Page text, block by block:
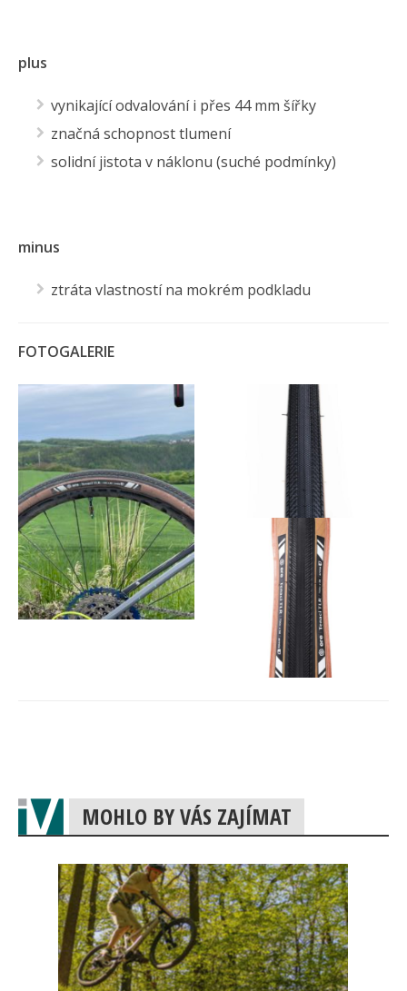
plus
vynikající odvalování i přes 44 mm šířky
značná schopnost tlumení
solidní jistota v náklonu (suché podmínky)
minus
ztráta vlastností na mokrém podkladu
FOTOGALERIE
MOHLO BY VÁS ZAJÍMAT